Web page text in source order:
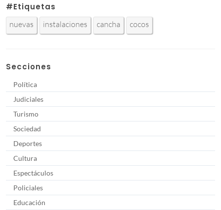
#Etiquetas
nuevas instalaciones cancha cocos
Secciones
Política
Judiciales
Turismo
Sociedad
Deportes
Cultura
Espectáculos
Policiales
Educación